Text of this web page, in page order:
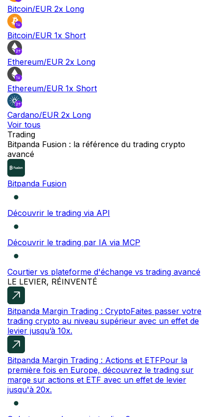
Bitcoin/EUR 2x Long
Bitcoin/EUR 1x Short
Ethereum/EUR 2x Long
Ethereum/EUR 1x Short
Cardano/EUR 2x Long
Voir tous
Trading
Bitpanda Fusion : la référence du trading crypto
avancé
Bitpanda Fusion
Découvrir le trading via API
Découvrir le trading par IA via MCP
Courtier vs plateforme d'échange vs trading avancé
LE LEVIER, RÉINVENTÉ
Bitpanda Margin Trading : CryptoFaites passer votre
trading crypto au niveau supérieur avec un effet de
levier jusqu’à 10x.
Bitpanda Margin Trading : Actions et ETFPour la
première fois en Europe, découvrez le trading sur
marge sur actions et ETF avec un effet de levier
jusqu'à 20x.